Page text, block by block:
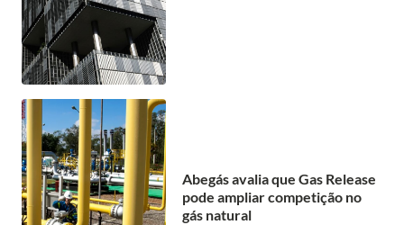
Abegás avalia que Gas Release
pode ampliar competição no
gás natural